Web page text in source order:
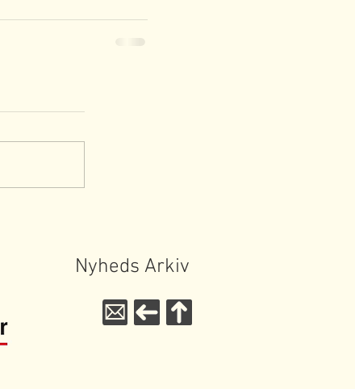
Nyheds Arkiv